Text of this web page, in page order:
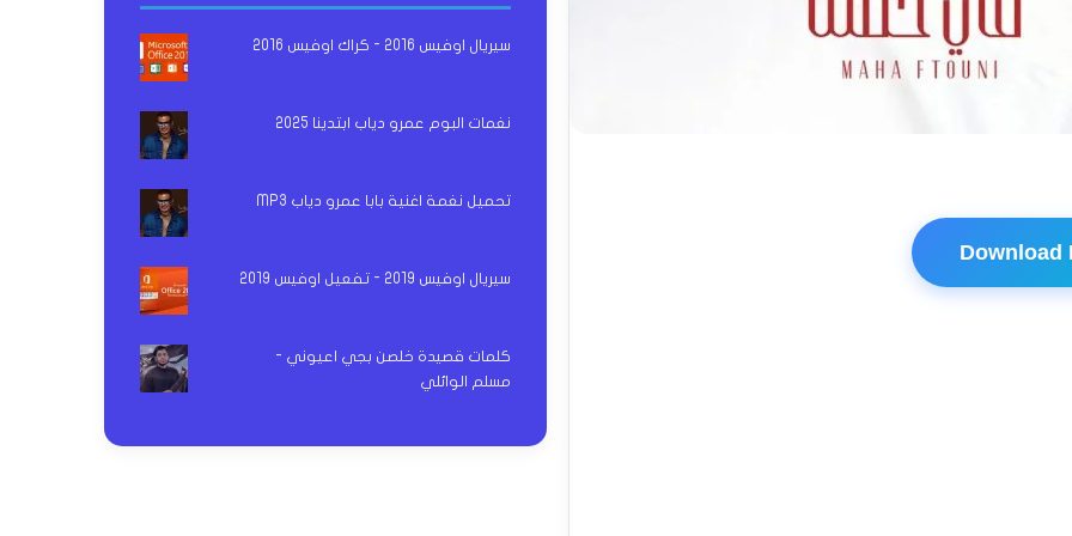
Download
سيريال اوفيس 2016 - كراك اوفيس 2016
نغمات البوم عمرو دياب ابتدينا 2025
تحميل نغمة اغنية بابا عمرو دياب MP3
سيريال اوفيس 2019 - تفعيل اوفيس 2019
كلمات قصيدة خلصن بجي اعيوني -
مسلم الوائلي